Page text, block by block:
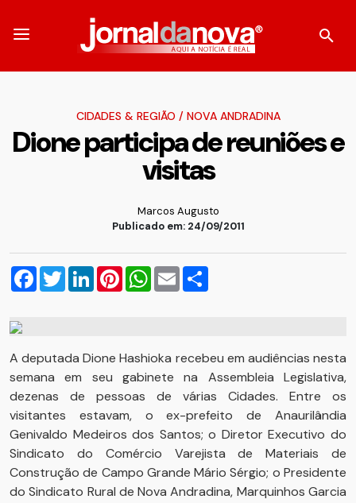
CIDADES & REGIÃO / NOVA ANDRADINA
Dione participa de reuniões e
visitas
Marcos Augusto
Publicado em: 24/09/2011
Facebook
TwitterLinkedInPinterestWhatsApp
Email
A deputada Dione Hashioka recebeu em audiências nesta
semana em seu gabinete na Assembleia Legislativa,
dezenas de pessoas de várias Cidades. Entre os
visitantes estavam, o ex-prefeito de Anaurilândia
Genivaldo Medeiros dos Santos; o Diretor Executivo do
Sindicato do Comércio Varejista de Materiais de
Construção de Campo Grande Mário Sérgio; o Presidente
do Sindicato Rural de Nova Andradina, Marquinhos Garcia